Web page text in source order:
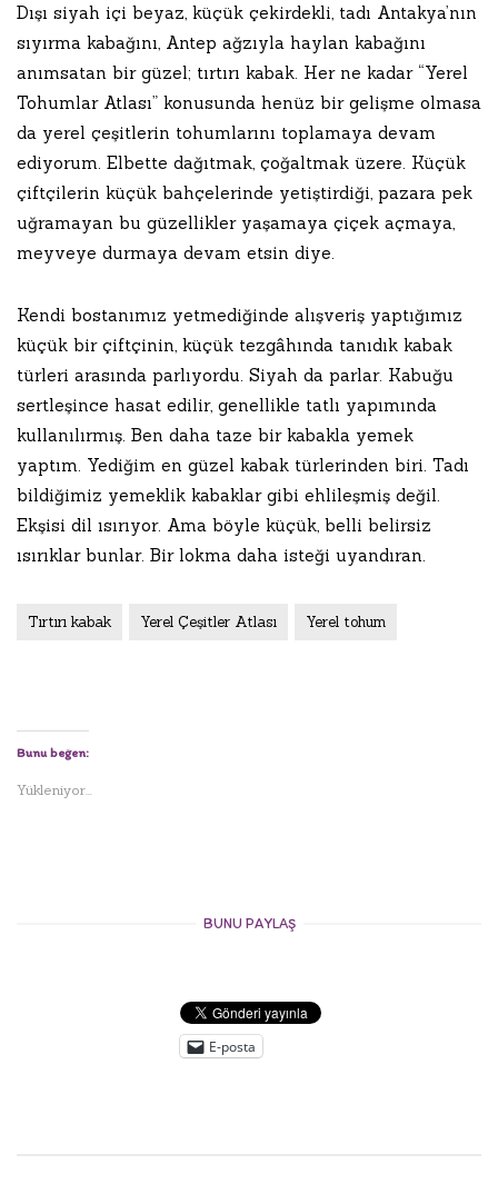
Dışı siyah içi beyaz, küçük çekirdekli, tadı Antakya’nın
sıyırma kabağını, Antep ağzıyla haylan kabağını
anımsatan bir güzel; tırtırı kabak. Her ne kadar “Yerel
Tohumlar Atlası” konusunda henüz bir gelişme olmasa
da yerel çeşitlerin tohumlarını toplamaya devam
ediyorum. Elbette dağıtmak, çoğaltmak üzere. Küçük
çiftçilerin küçük bahçelerinde yetiştirdiği, pazara pek
uğramayan bu güzellikler yaşamaya çiçek açmaya,
meyveye durmaya devam etsin diye.
Kendi bostanımız yetmediğinde alışveriş yaptığımız
küçük bir çiftçinin, küçük tezgâhında tanıdık kabak
türleri arasında parlıyordu. Siyah da parlar. Kabuğu
sertleşince hasat edilir, genellikle tatlı yapımında
kullanılırmış. Ben daha taze bir kabakla yemek
yaptım. Yediğim en güzel kabak türlerinden biri. Tadı
bildiğimiz yemeklik kabaklar gibi ehlileşmiş değil.
Ekşisi dil ısırıyor. Ama böyle küçük, belli belirsiz
ısırıklar bunlar. Bir lokma daha isteği uyandıran.
Tırtırı kabak Yerel Çeşitler Atlası Yerel tohum
Bunu beğen:
Yükleniyor...
BUNU PAYLAŞ
E-posta